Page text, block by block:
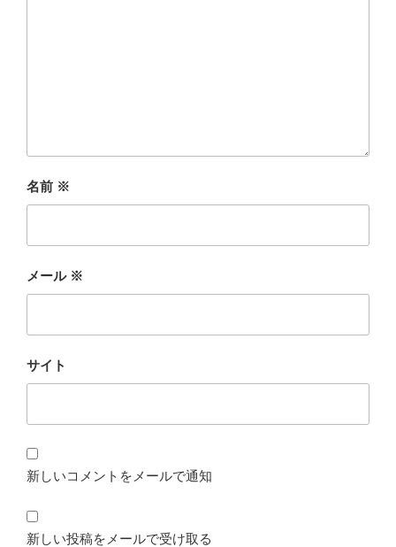
名前 ※
メール ※
サイト
新しいコメントをメールで通知
新しい投稿をメールで受け取る